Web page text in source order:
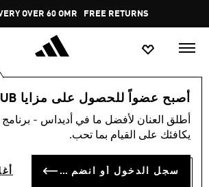
Pause
promotion
rotation
OVER 60 OMR FREE RETURNS
أصبح عضواً للحصول على مزايا ADICLUB
أطلق العنان لأفضل ما في أديداس -
يكافئك على القيام بما تحب.
سجل الدخول أو انضم الآن
اسلوب حياة العلامات التجارية أوريجينالز
ثلاثة أزواج من جوارب
3 BACK STRIPES
OMR 7.25